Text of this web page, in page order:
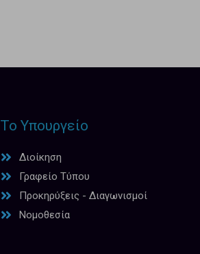
Το Υπουργείο
Διοίκηση
Γραφείο Τύπου
Προκηρύξεις - Διαγωνισμοί
Νομοθεσία